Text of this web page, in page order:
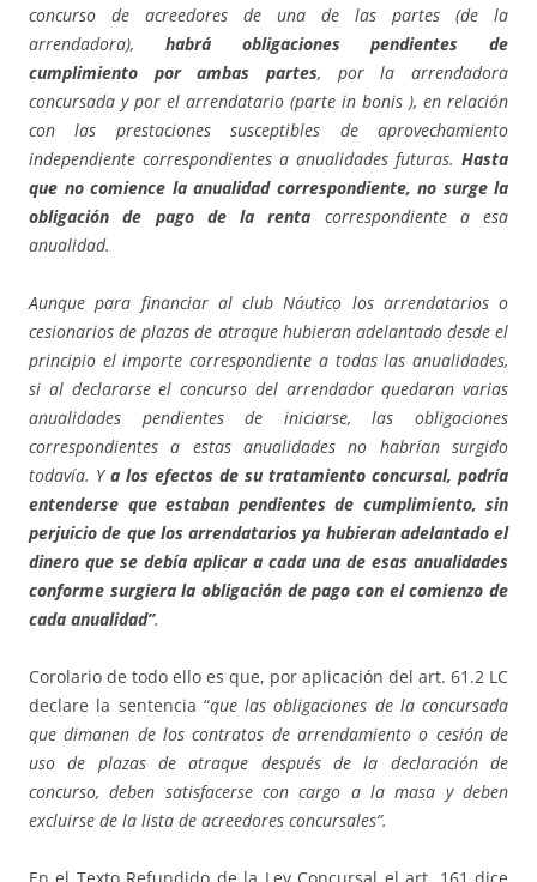
concurso de acreedores de una de las partes (de la
arrendadora), habrá obligaciones pendientes de
cumplimiento por ambas partes, por la arrendadora
concursada y por el arrendatario (parte in bonis ), en relación
con las prestaciones susceptibles de aprovechamiento
independiente correspondientes a anualidades futuras. Hasta
que no comience la anualidad correspondiente, no surge la
obligación de pago de la renta correspondiente a esa
anualidad.
Aunque para financiar al club Náutico los arrendatarios o
cesionarios de plazas de atraque hubieran adelantado desde el
principio el importe correspondiente a todas las anualidades,
si al declararse el concurso del arrendador quedaran varias
anualidades pendientes de iniciarse, las obligaciones
correspondientes a estas anualidades no habrían surgido
todavía. Y a los efectos de su tratamiento concursal, podría
entenderse que estaban pendientes de cumplimiento, sin
perjuicio de que los arrendatarios ya hubieran adelantado el
dinero que se debía aplicar a cada una de esas anualidades
conforme surgiera la obligación de pago con el comienzo de
cada anualidad”.
Corolario de todo ello es que, por aplicación del art. 61.2 LC
declare la sentencia “que las obligaciones de la concursada
que dimanen de los contratos de arrendamiento o cesión de
uso de plazas de atraque después de la declaración de
concurso, deben satisfacerse con cargo a la masa y deben
excluirse de la lista de acreedores concursales”.